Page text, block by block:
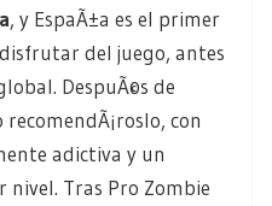
, y EspaÃ±a es el primer
del juego, antes
DespuÃ©s de
con
adictiva y un
nivel. Tras Pro Zombie